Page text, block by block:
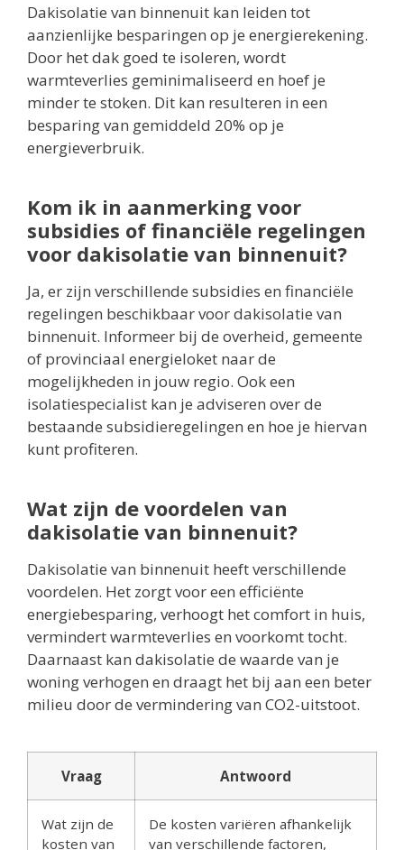
Dakisolatie van binnenuit kan leiden tot
aanzienlijke besparingen op je energierekening.
Door het dak goed te isoleren, wordt
warmteverlies geminimaliseerd en hoef je
minder te stoken. Dit kan resulteren in een
besparing van gemiddeld 20% op je
energieverbruik.
Kom ik in aanmerking voor
subsidies of financiële regelingen
voor dakisolatie van binnenuit?
Ja, er zijn verschillende subsidies en financiële
regelingen beschikbaar voor dakisolatie van
binnenuit. Informeer bij de overheid, gemeente
of provinciaal energieloket naar de
mogelijkheden in jouw regio. Ook een
isolatiespecialist kan je adviseren over de
bestaande subsidieregelingen en hoe je hiervan
kunt profiteren.
Wat zijn de voordelen van
dakisolatie van binnenuit?
Dakisolatie van binnenuit heeft verschillende
voordelen. Het zorgt voor een efficiënte
energiebesparing, verhoogt het comfort in huis,
vermindert warmteverlies en voorkomt tocht.
Daarnaast kan dakisolatie de waarde van je
woning verhogen en draagt het bij aan een beter
milieu door de vermindering van CO2-uitstoot.
Vraag Antwoord
Wat zijn de
kosten van
De kosten variëren afhankelijk
van verschillende factoren,